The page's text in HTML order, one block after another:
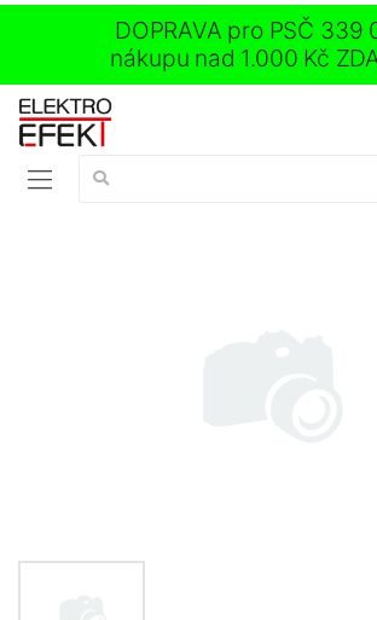
DOPRAVA pro PSČ 339
nákupu nad 1.000 Kč
Vyhledávání: